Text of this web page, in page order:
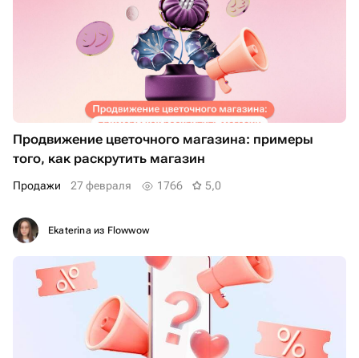
Продвижение цветочного магазина: примеры
того, как раскрутить магазин
продажи 27 февраля 1766 5,0
Ekaterina из Flowwow